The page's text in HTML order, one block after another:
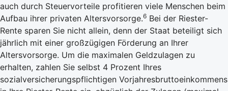
auch durch Steuervorteile profitieren viele Menschen beim
Aufbau ihrer privaten Altersvorsorge.6 Bei der Riester-
Rente sparen Sie nicht allein, denn der Staat beteiligt sich
jährlich mit einer großzügigen Förderung an Ihrer
Altersvorsorge. Um die maximalen Geldzulagen zu
erhalten, zahlen Sie selbst 4 Prozent Ihres
sozialversicherungspflichtigen Vorjahresbruttoeinkommens